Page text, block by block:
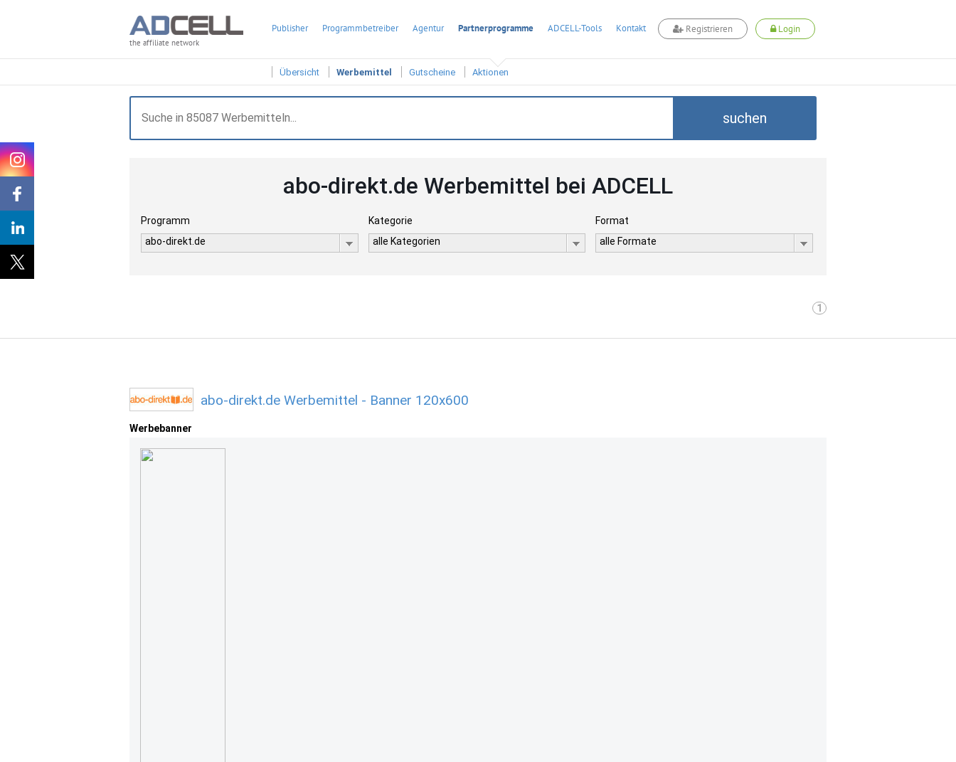
the affiliate network
Publisher Programmbetreiber Agentur Partnerprogramme ADCELL-Tools Kontakt Registrieren Login
Übersicht Werbemittel Gutscheine Aktionen
suchen
abo-direkt.de Werbemittel bei ADCELL
Programm
abo-direkt.de
Kategorie
alle Kategorien
Format
alle Formate
1
abo-direkt.de Werbemittel - Banner 120x600
Werbebanner